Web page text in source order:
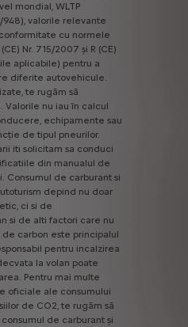
mondial, WLTP
948), valorile relevante
conformitate cu normele
(CE) Nr. 715/2007 și R (CE)
aplicabile) pentru a
diferite autovehicule.
te rugăm să
Valorile nu iau în calcul
echipamente sau
de tipul pneurilor.
iti solicitam sa conduci
din manualul de
Consumul de carburant si
depind nu doar
ci si de
si de alti factori care nu
de carbon este principalul
pentru incalzirea
la volan poate
Pentru mai multe
oficiale ale consumului
de CO2, te rugăm să
consumul de carburant și